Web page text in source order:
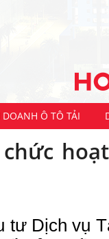
Ô TÔ TẢI
tư Dịch vụ